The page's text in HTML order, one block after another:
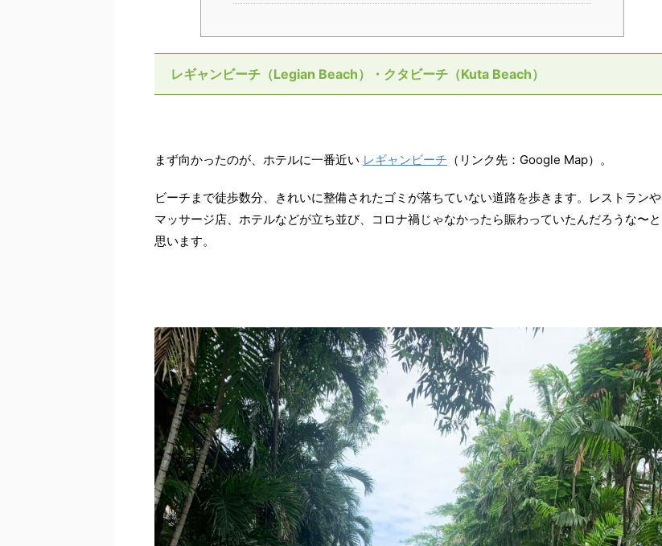
レギャンビーチ（Legian Beach）・クタビーチ（Kuta Beach）
まず向かったのが、ホテルに一番近い レギャンビーチ （リンク先：Google Map）。
ビーチまで徒歩数分、きれいに整備されたゴミが落ちていない道路を歩きます。レストランや
マッサージ店、ホテルなどが立ち並び、コロナ禍じゃなかったら賑わっていたんだろうな〜と
思います。